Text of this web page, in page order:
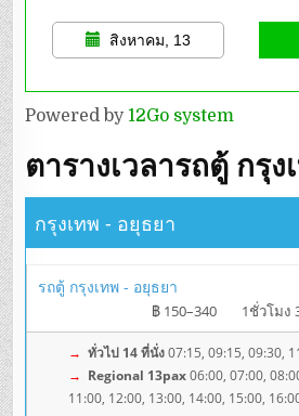
สิงหาคม, 13
Powered by 12Go system
ตารางเวลารถตู้ กรุ
กรุงเทพ - อยุธยา
รถตู้ กรุงเทพ - อยุธยา
฿ 150–340 1ชั่วโมง
→ ทั่วไป 14 ที่นั่ง07:15, 09:15, 09:30,
→ Regional 13pax06:00, 07:00,
11:00, 12:00, 13:00, 14:00, 15:00,